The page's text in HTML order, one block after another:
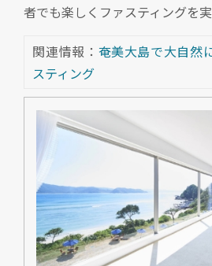
者でも楽しくファスティングを実
関連情報： 奄美大島で大自然
スティング